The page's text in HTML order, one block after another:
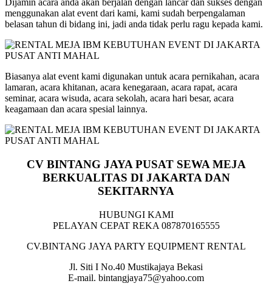
Dijamin acara anda akan berjalan dengan lancar dan sukses dengan
menggunakan alat event dari kami, kami sudah berpengalaman
belasan tahun di bidang ini, jadi anda tidak perlu ragu kepada kami.
Biasanya alat event kami digunakan untuk acara pernikahan, acara
lamaran, acara khitanan, acara kenegaraan, acara rapat, acara
seminar, acara wisuda, acara sekolah, acara hari besar, acara
keagamaan dan acara spesial lainnya.
CV BINTANG JAYA PUSAT SEWA MEJA
BERKUALITAS DI JAKARTA DAN
SEKITARNYA
HUBUNGI KAMI
PELAYAN CEPAT REKA 087870165555
CV.BINTANG JAYA PARTY EQUIPMENT RENTAL
Jl. Siti I No.40 Mustikajaya Bekasi
E-mail. bintangjaya75@yahoo.com